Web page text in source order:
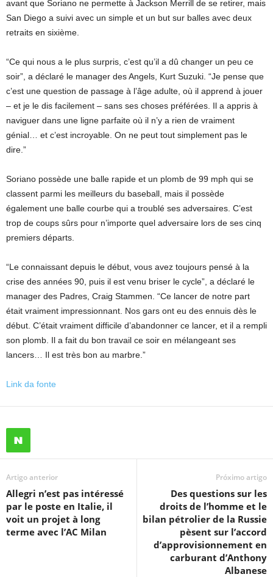
avant que Soriano ne permette à Jackson Merrill de se retirer, mais
San Diego a suivi avec un simple et un but sur balles avec deux
retraits en sixième.
“Ce qui nous a le plus surpris, c’est qu’il a dû changer un peu ce
soir”, a déclaré le manager des Angels, Kurt Suzuki. “Je pense que
c’est une question de passage à l’âge adulte, où il apprend à jouer
– et je le dis facilement – sans ses choses préférées. Il a appris à
naviguer dans une ligne parfaite où il n’y a rien de vraiment
génial… et c’est incroyable. On ne peut tout simplement pas le
dire.”
Soriano possède une balle rapide et un plomb de 99 mph qui se
classent parmi les meilleurs du baseball, mais il possède
également une balle courbe qui a troublé ses adversaires. C’est
trop de coups sûrs pour n’importe quel adversaire lors de ses cinq
premiers départs.
“Le connaissant depuis le début, vous avez toujours pensé à la
crise des années 90, puis il est venu briser le cycle”, a déclaré le
manager des Padres, Craig Stammen. “Ce lancer de notre part
était vraiment impressionnant. Nos gars ont eu des ennuis dès le
début. C’était vraiment difficile d’abandonner ce lancer, et il a rempli
son plomb. Il a fait du bon travail ce soir en mélangeant ses
lancers… Il est très bon au marbre.”
Link da fonte
Artigo anterior
Allegri n’est pas intéressé
par le poste en Italie, il
voit un projet à long
terme avec l’AC Milan
Próximo artigo
Des questions sur les
droits de l’homme et le
bilan pétrolier de la Russie
pèsent sur l’accord
d’approvisionnement en
carburant d’Anthony
Albanese